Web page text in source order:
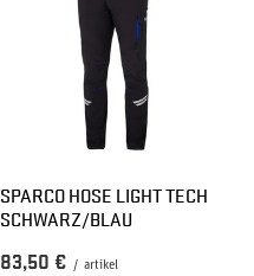
SPARCO HOSE LIGHT TECH
SCHWARZ/BLAU
83,50 € / artikel